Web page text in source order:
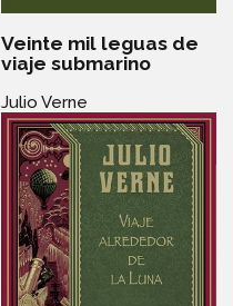
Veinte mil leguas de
viaje submarino
Julio Verne